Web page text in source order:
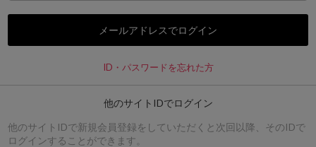
ID・パスワードを忘れた方
他のサイトIDでログイン
他のサイトIDで新規会員登録をしていただくと次回以降、そのIDで
ログインすることができます。